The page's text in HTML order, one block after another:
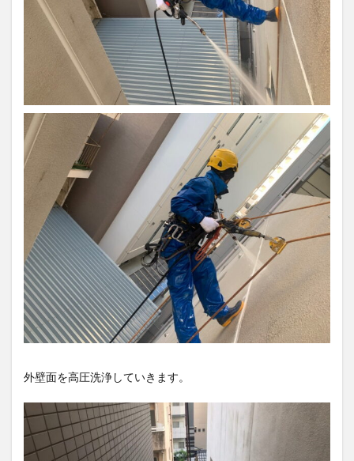
外壁面を高圧洗浄していきます。